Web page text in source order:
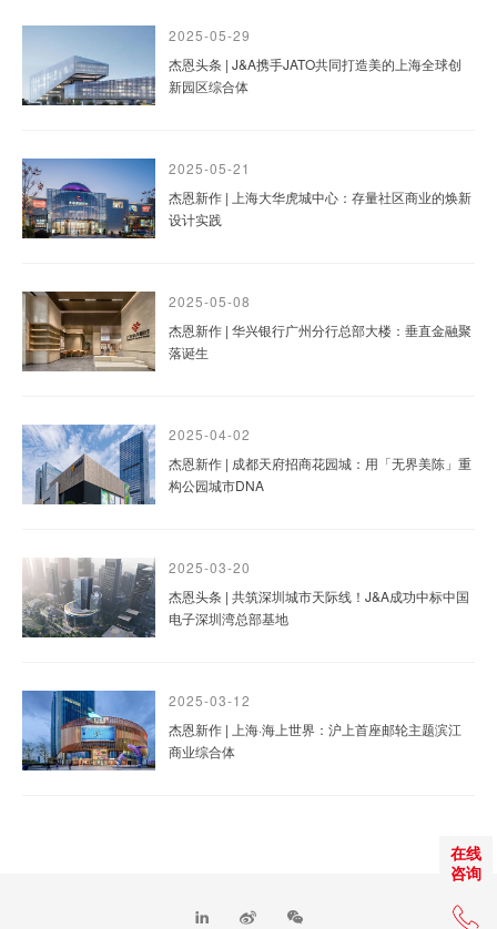
在线
咨询
+86
2025-05-29
杰恩头条 | J&A携手JATO共同打造美的上海全球创
新园区综合体
2025-05-21
杰恩新作 | 上海大华虎城中心：存量社区商业的焕新
设计实践
2025-05-08
杰恩新作 | 华兴银行广州分行总部大楼：垂直金融聚
落诞生
2025-04-02
杰恩新作 | 成都天府招商花园城：用「无界美陈」重
构公园城市DNA
2025-03-20
杰恩头条 | 共筑深圳城市天际线！J&A成功中标中国
电子深圳湾总部基地
2025-03-12
杰恩新作 | 上海·海上世界：沪上首座邮轮主题滨江
商业综合体